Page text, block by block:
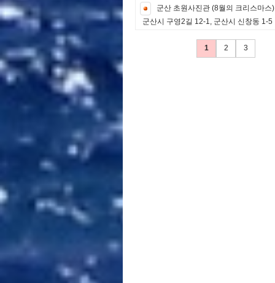
군산 초원사진관 (8월 의 크리 스마스)
군산시 구영2길 12-1, 군산시 신창동 1-5
1 2 3